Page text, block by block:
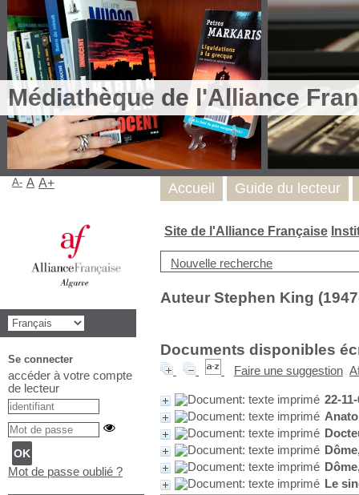
Médiathèque de l'Alliance
Site de l'Alliance Française
Nouvelle recherche
Auteur Stephen King
Documents disponibles
Faire une suggestion
22-
Le
Accueil Guide du lecteur
A- A A+
Se connecter
accéder à votre compte
de lecteur
Mot de passe oublié ?